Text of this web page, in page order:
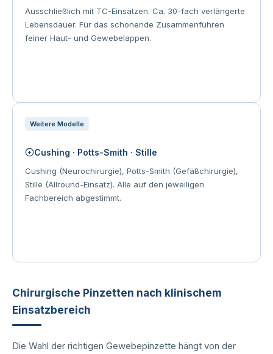
Ausschließlich mit TC-Einsätzen. Ca. 30-fach verlängerte
Lebensdauer. Für das schonende Zusammenführen
feiner Haut- und Gewebelappen.
Weitere Modelle
Cushing · Potts-Smith · Stille
Cushing (Neurochirurgie), Potts-Smith (Gefäßchirurgie),
Stille (Allround-Einsatz). Alle auf den jeweiligen
Fachbereich abgestimmt.
Chirurgische Pinzetten nach klinischem
Einsatzbereich
Die Wahl der richtigen Gewebepinzette hängt von der